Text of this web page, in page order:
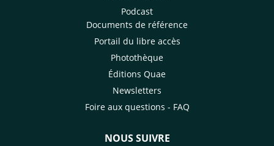
Podcast
Documents de référence
Portail du libre accès
Photothèque
Éditions Quae
Newsletters
Foire aux questions - FAQ
NOUS SUIVRE